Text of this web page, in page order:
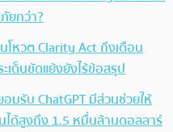
ยกว่า?
โหวต Clarity Act ถึงเดือน
เด็นขัดแย้งยังไร้ข้อสรุป
มรับ ChatGPT มีส่วนช่วยให้
ได้สูงถึง 1.5 หมื่นล้านดอลลาร์